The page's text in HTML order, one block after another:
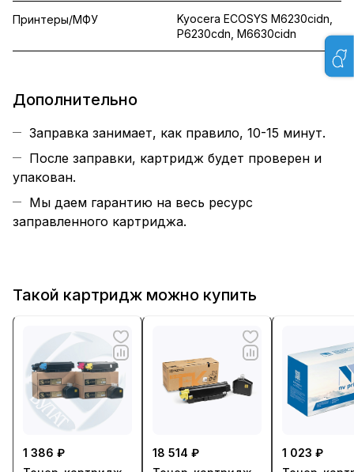
Принтеры/МФУ
Kyocera ECOSYS M6230cidn,
P6230cdn, M6630cidn
Дополнительно
Заправка занимает, как правило, 10-15 минут.
После заправки, картридж будет проверен и
упакован.
Мы даем гарантию на весь ресурс
заправленного картриджа.
Такой картридж можно купить
1 386 ₽
18 514 ₽
1 023 ₽